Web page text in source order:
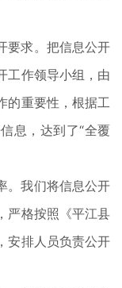
要求。把信息公开
工作领导小组，由
的重要性，根据工
息，达到了“全覆
。我们将信息公开
严格按照《平江县
安排人员负责公开